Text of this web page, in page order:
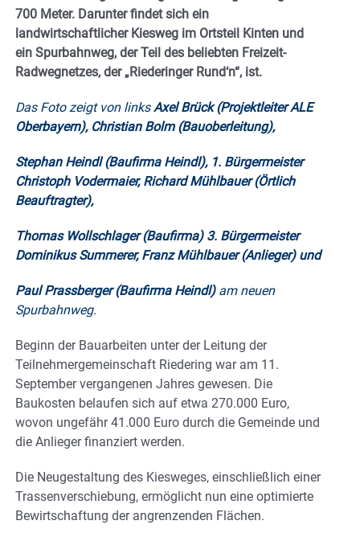
700 Meter. Darunter findet sich ein
landwirtschaftlicher Kiesweg im Ortsteil Kinten und
ein Spurbahnweg, der Teil des beliebten Freizeit-
Radwegnetzes, der „Riederinger Rund‘n“, ist.
Das Foto zeigt von linksAxel Brück (Projektleiter ALE
Oberbayern), Christian Bolm (Bauoberleitung),
Stephan Heindl (Baufirma Heindl), 1. Bürgermeister
Christoph Vodermaier, Richard Mühlbauer (Örtlich
Beauftragter),
Thomas Wollschlager (Baufirma) 3. Bürgermeister
Dominikus Summerer, Franz Mühlbauer (Anlieger) und
Paul Prassberger (Baufirma Heindl)am neuen
Spurbahnweg.
Beginn der Bauarbeiten unter der Leitung der
Teilnehmergemeinschaft Riedering war am 11.
September vergangenen Jahres gewesen. Die
Baukosten belaufen sich auf etwa 270.000 Euro,
wovon ungefähr 41.000 Euro durch die Gemeinde und
die Anlieger finanziert werden.
Die Neugestaltung des Kiesweges, einschließlich einer
Trassenverschiebung, ermöglicht nun eine optimierte
Bewirtschaftung der angrenzenden Flächen.